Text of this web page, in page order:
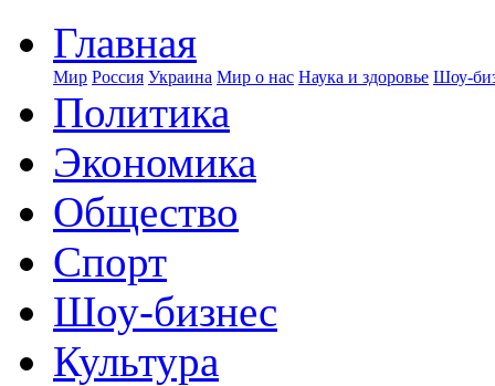
Главная
Мир Россия Украина Мир о нас Наука и здоровье Шоу-
Политика
Экономика
Общество
Спорт
Шоу-бизнес
Культура